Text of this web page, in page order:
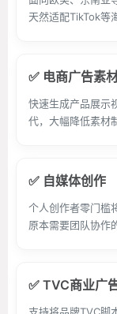
天然适配TikTok等
✅ 电商广告素
快速生成产品展示
代，大幅降低素材
✅ 自媒体创作
个人创作者零门槛
原本需要团队协作
✅ TVC商业广